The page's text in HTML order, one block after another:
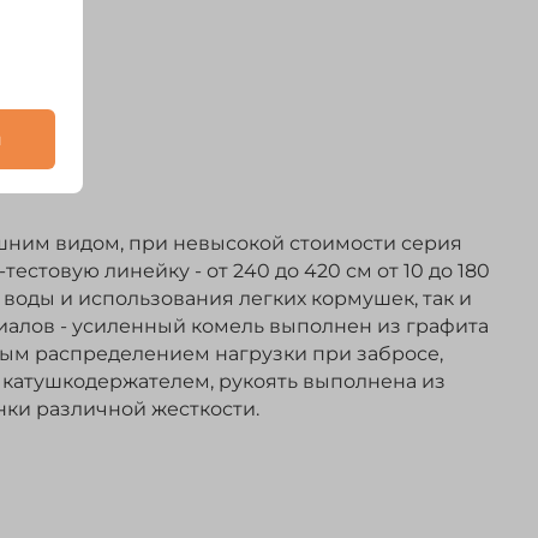
видом, при невысокой стоимости серия
линейку - от 240 до 420 см от 10 до 180
и использования легких кормушек, так и
- усиленный комель выполнен из графита
распределением нагрузки при забросе,
рукоять выполнена из
различной жесткости.